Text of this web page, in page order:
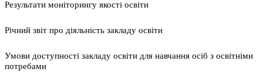
Результати моніторингу якості освіти
Річний звіт про діяльність закладу освіти
Умови доступності закладу освіти для навчання осіб з освітніми
потребами